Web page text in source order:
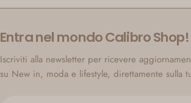
Entra nel mondo Calibro Shop!
Iscriviti alla newsletter per ricevere
su New in, moda e lifestyle, direttamente sulla